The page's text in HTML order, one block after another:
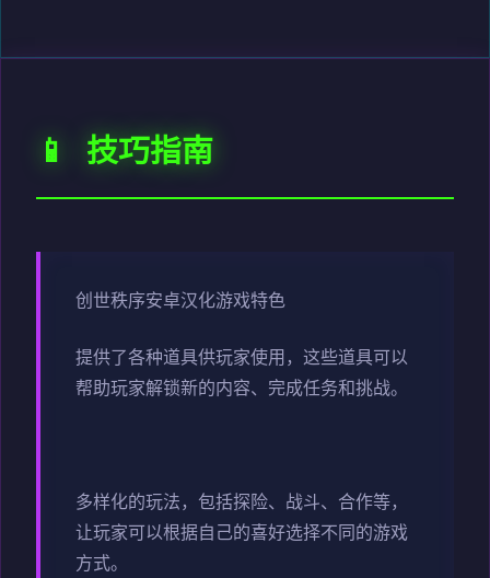
📱 技巧指南
创世秩序安卓汉化游戏特色
提供了各种道具供玩家使用，这些道具可以
帮助玩家解锁新的内容、完成任务和挑战。
多样化的玩法，包括探险、战斗、合作等，
让玩家可以根据自己的喜好选择不同的游戏
方式。